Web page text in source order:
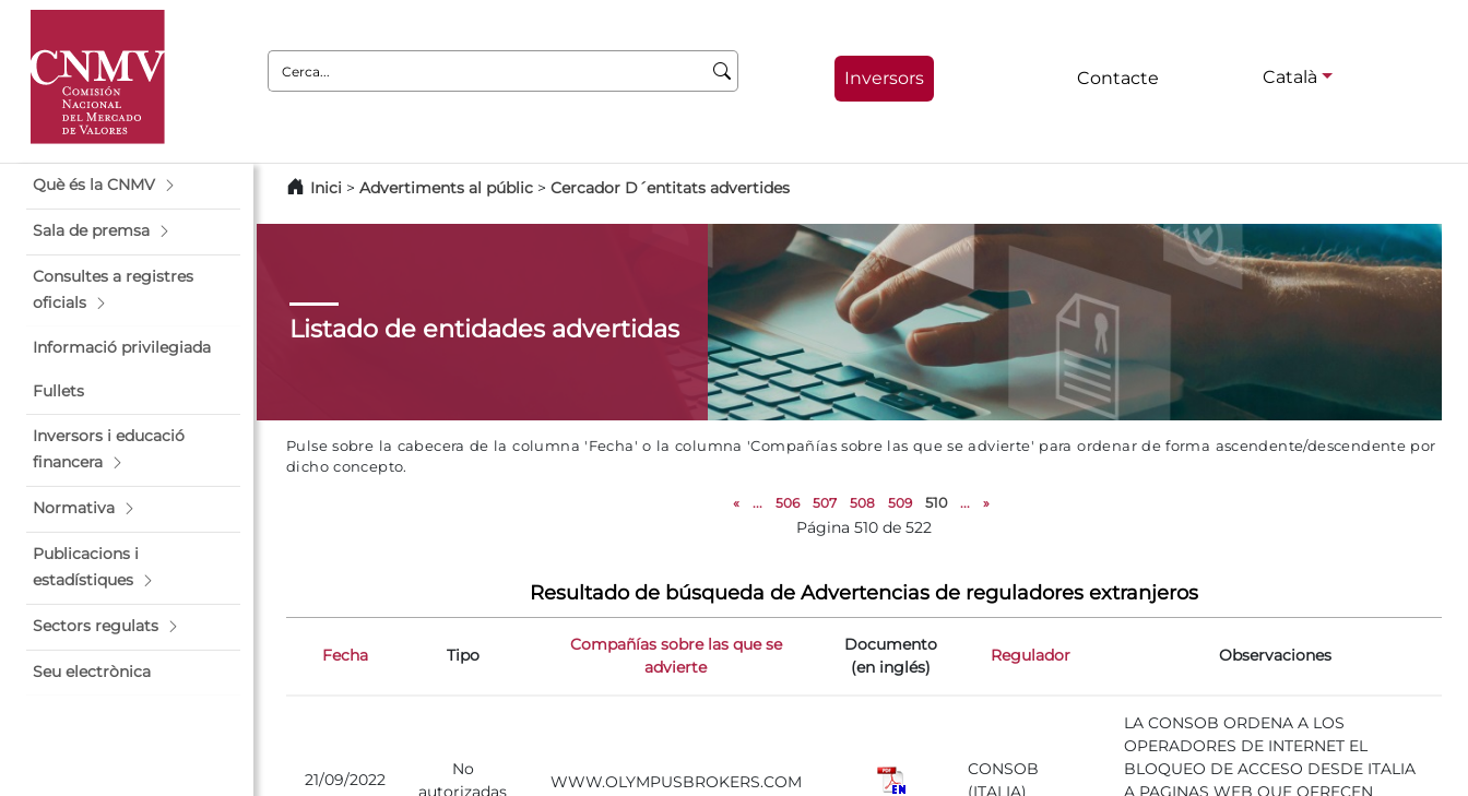
Cerca:
Inversors Contacte Català
Què és la CNMV
Sala de premsa
Consultes a registres
oficials
Informació privilegiada
Fullets
Inversors i educació
financera
Normativa
Publicacions i
estadístiques
Sectors regulats
Seu electrònica
Inici > Advertiments al públic > Cercador D´entitats advertides
Listado de entidades advertidas
Pulse sobre la cabecera de la columna 'Fecha' o la columna 'Compañías sobre las que se advierte' para ordenar de forma ascendente/descendente por
dicho concepto.
« ... 506 507 508 509 510 ... »
Página 510 de 522
Resultado de búsqueda de Advertencias de reguladores extranjeros
Fecha Tipo
Compañías sobre las que se
advierte
Documento
(en inglés)
Regulador Observaciones
21/09/2022
No
autorizadas
WWW.OLYMPUSBROKERS.COM
CONSOB
(ITALIA)
LA CONSOB ORDENA A LOS
OPERADORES DE INTERNET EL
BLOQUEO DE ACCESO DESDE ITALIA
A PAGINAS WEB QUE OFRECEN